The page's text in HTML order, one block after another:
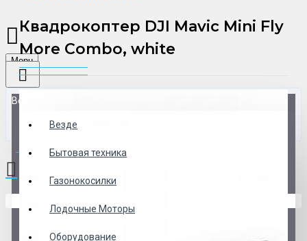
Menu
Везде
Везде
Бытовая техника
Газонокосилки
Лодочные Моторы
Оборудование
0 товар(ов) - 0 р.
Квадрокоптер DJI Mavic Mini Fly
More Combo, white